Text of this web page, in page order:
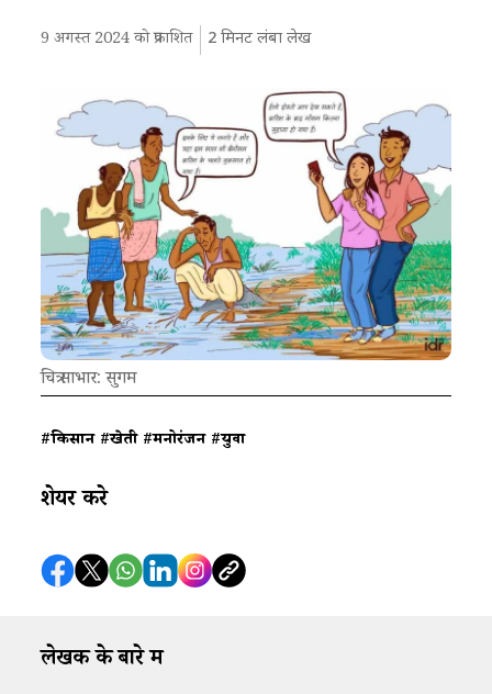
9 अगस्त 2024 को प्रकाशित 2मिनट लंबा लेख
चित्र साभार: सुगम
#किसान #खेती #मनोरंजन #युवा
शेयर करे
लेखक के बारे में